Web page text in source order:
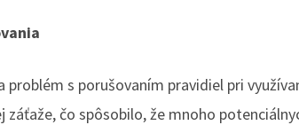
problém s porušovaním pravidiel pri
záťaže, čo spôsobilo, že mnoho